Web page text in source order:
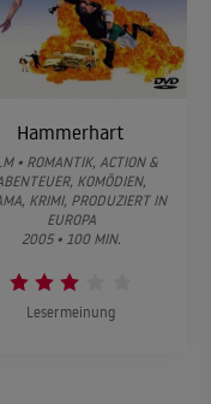
Hammerhart
• ROMANTIK, ACTION &
KOMÖDIEN,
KRIMI, PRODUZIERT IN
EUROPA
2005 • 100 MIN.
Lesermeinung